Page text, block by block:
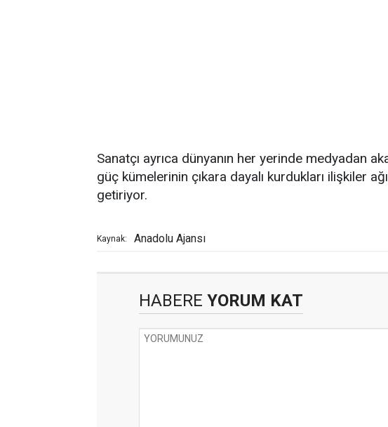
Sanatçı ayrıca dünyanın her yerinde medyadan
güç kümelerinin çıkara dayalı kurdukları ilişkiler
getiriyor.
Kaynak: Anadolu Ajansı
HABERE YORUM KAT